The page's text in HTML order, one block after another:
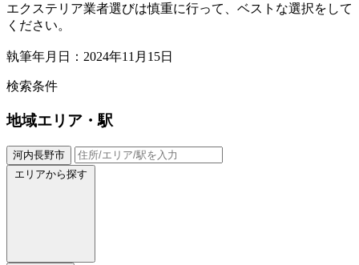
エクステリア業者選びは慎重に行って、ベストな選択をして
ください。
執筆年月日：2024年11月15日
検索条件
地域エリア・駅
河内長野市
エリアから探す